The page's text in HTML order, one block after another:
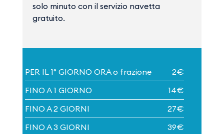
solo minuto con il servizio navetta
gratuito.
PER IL 1° GIORNO ORA o frazione
2€
FINO A 1 GIORNO
14€
FINO A 2 GIORNI
27€
FINO A 3 GIORNI
39€